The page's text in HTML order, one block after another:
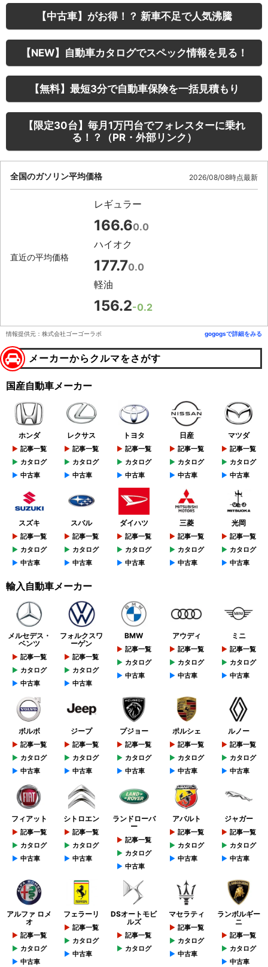
【中古車】がお得！？ 新車不足で人気沸騰
【NEW】自動車カタログでスペック情報を見る！
【無料】最短3分で自動車保険を一括見積もり
【限定30台】毎月1万円台でフォレスターに乗れ
る！？（PR・外部リンク）
全国のガソリン平均価格 2026/08/08時点最新
直近の平均価格
レギュラー
166.60.0
ハイオク
177.70.0
軽油
156.2-0.2
情報提供元：株式会社ゴーゴーラボ gogogsで詳細をみる
メーカーからクルマをさがす
国産自動車メーカー
ホンダ
記事一覧
カタログ
中古車
レクサス
記事一覧
カタログ
中古車
トヨタ
記事一覧
カタログ
中古車
日産
記事一覧
カタログ
中古車
マツダ
記事一覧
カタログ
中古車
スズキ
記事一覧
カタログ
中古車
スバル
記事一覧
カタログ
中古車
ダイハツ
記事一覧
カタログ
中古車
三菱
記事一覧
カタログ
中古車
光岡
記事一覧
カタログ
中古車
輸入自動車メーカー
メルセデス・
ベンツ
記事一覧
カタログ
中古車
フォルクスワ
ーゲン
記事一覧
カタログ
中古車
BMW
記事一覧
カタログ
中古車
アウディ
記事一覧
カタログ
中古車
ミニ
記事一覧
カタログ
中古車
ボルボ
記事一覧
カタログ
中古車
ジープ
記事一覧
カタログ
中古車
プジョー
記事一覧
カタログ
中古車
ポルシェ
記事一覧
カタログ
中古車
ルノー
記事一覧
カタログ
中古車
フィアット
記事一覧
カタログ
中古車
シトロエン
記事一覧
カタログ
中古車
ランドローバ
ー
記事一覧
カタログ
中古車
アバルト
記事一覧
カタログ
中古車
ジャガー
記事一覧
カタログ
中古車
アルファ ロメ
オ
記事一覧
カタログ
中古車
フェラーリ
記事一覧
カタログ
中古車
DSオートモビ
ルズ
記事一覧
カタログ
マセラティ
記事一覧
カタログ
中古車
ランボルギー
ニ
記事一覧
カタログ
中古車